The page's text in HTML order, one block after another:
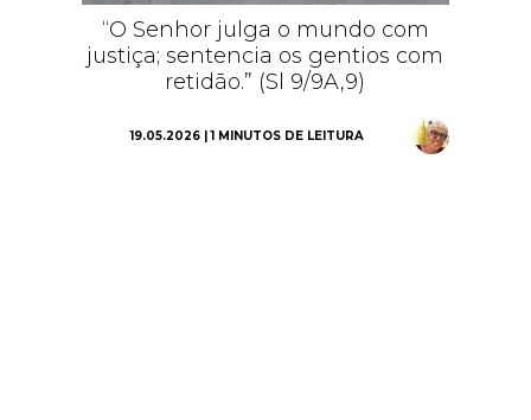
“O Senhor julga o mundo com
justiça; sentencia os gentios com
retidão.” (Sl 9/9A,9)
19.05.2026 | 1 MINUTOS DE LEITURA